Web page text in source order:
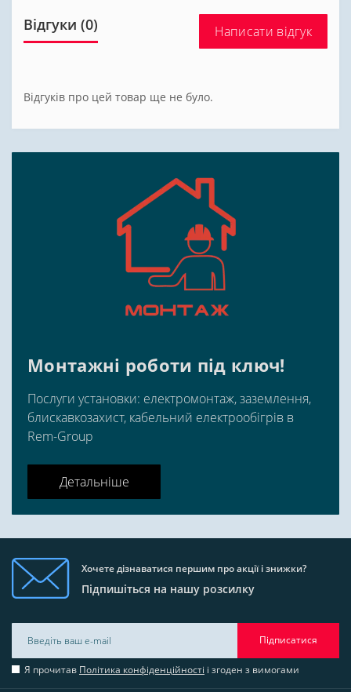
Відгуки (0) Написати відгук
Відгуків про цей товар ще не було.
Монтажні роботи під ключ!
Послуги установки: електромонтаж, заземлення,
блискавкозахист, кабельний електрообігрів в
Rem-Group
Детальніше
Хочете дізнаватися першим про акції і знижки?
Підпишіться на нашу розсилку
Підписатися
Я прочитав Політика конфіденційності і згоден з вимогами